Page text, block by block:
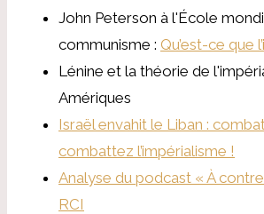
John Peterson à l'École
communisme : Qu’est-ce que
Lénine et la théorie de
Amériques
Israël envahit le Liban :
combattez l’impérialisme !
Analyse du podcast « À
RCI